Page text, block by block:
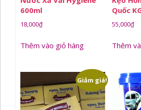
600ml
18,000₫
Thêm vào giỏ hàng
Quốc
55,000₫
Thêm
Giảm giá!